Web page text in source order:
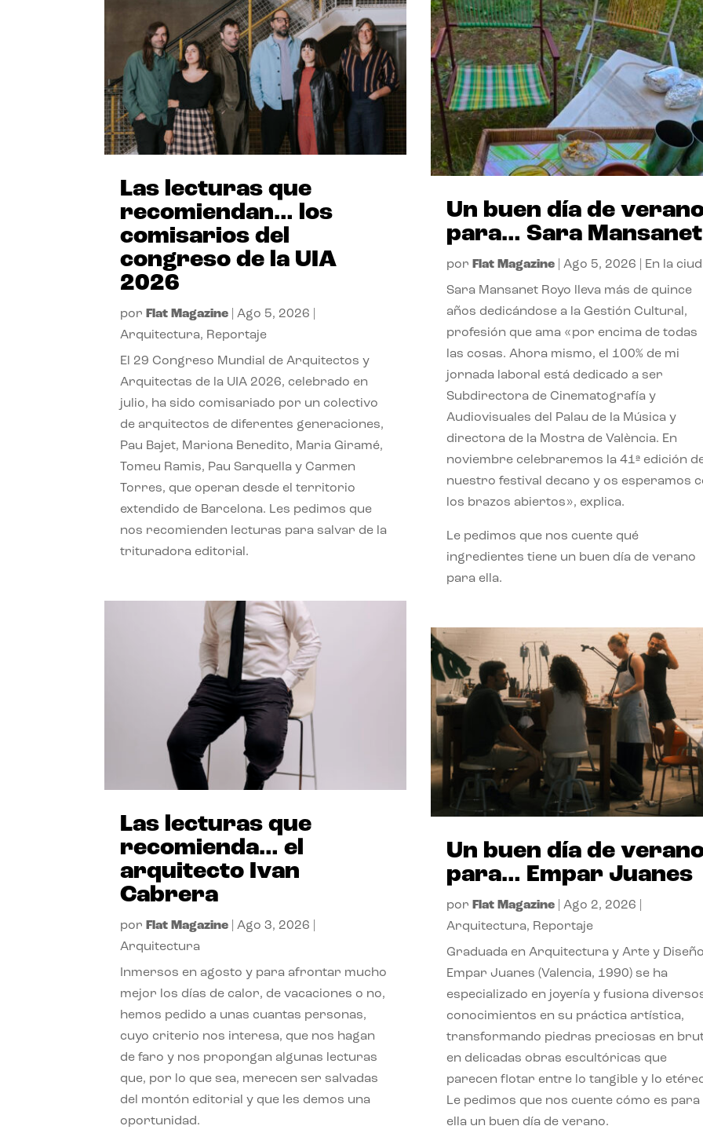
Las lecturas que
recomiendan… los
comisarios del
congreso de la UIA
2026
por Flat Magazine |Ago 5, 2026
Arquitectura, Reportaje
El 29 Congreso Mundial de Arquitectos y
Arquitectas de la UIA 2026, celebrado en
julio, ha sido comisariado por un colectivo
de arquitectos de diferentes generaciones,
Pau Bajet, Mariona Benedito, Maria Giramé,
Tomeu Ramis, Pau Sarquella y Carmen
Torres, que operan desde el territorio
extendido de Barcelona. Les pedimos que
nos recomienden lecturas para salvar de la
trituradora editorial.
Las lecturas que
recomienda… el
arquitecto Ivan
Cabrera
por Flat Magazine |Ago 3, 2026
Arquitectura
Inmersos en agosto y para afrontar mucho
mejor los días de calor, de vacaciones o no,
hemos pedido a unas cuantas personas,
cuyo criterio nos interesa, que nos hagan
de faro y nos propongan algunas lecturas
que, por lo que sea, merecen ser salvadas
del montón editorial y que les demos una
oportunidad.
Un buen día de
para… Sara Mansanet
por Flat Magazine| Ago 5, 2026 En la
Sara Mansanet Royo lleva más de quince
años dedicándose a la Gestión Cultural,
profesión que ama «por encima de todas
las cosas. Ahora mismo, el 100% de mi
jornada laboral está dedicado a ser
Subdirectora de Cinematografía y
Audiovisuales del Palau de la Música y
directora de la Mostra de València. En
noviembre celebraremos la 41ª edición
nuestro festival decano y os esperamos
los brazos abiertos», explica.
Le pedimos que nos cuente qué
ingredientes tiene un buen día de verano
para ella.
Un buen día de
para… Empar Juanes
por Flat Magazine| Ago 2, 2026
Arquitectura, Reportaje
Graduada en Arquitectura y Arte y
Empar Juanes (Valencia, 1990) se ha
especializado en joyería y fusiona
conocimientos en su práctica artística,
transformando piedras preciosas en
en delicadas obras escultóricas que
parecen flotar entre lo tangible y lo
Le pedimos que nos cuente cómo es para
ella un buen día de verano.